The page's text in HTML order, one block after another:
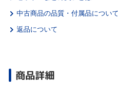
中古商品の品質・付属品について
返品について
商品詳細